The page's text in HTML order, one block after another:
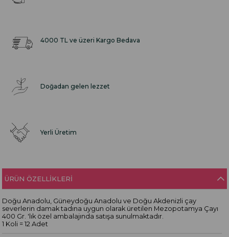
4000 TL ve üzeri Kargo Bedava
Doğadan gelen lezzet
Yerli Üretim
ÜRÜN ÖZELLIKLERI
Doğu Anadolu, Güneydoğu Anadolu ve Doğu Akdenizli çay
severlerin damak tadına uygun olarak üretilen Mezopotamya Çayı
400 Gr. 'lık özel ambalajında satışa sunulmaktadır.
1 Koli = 12 Adet